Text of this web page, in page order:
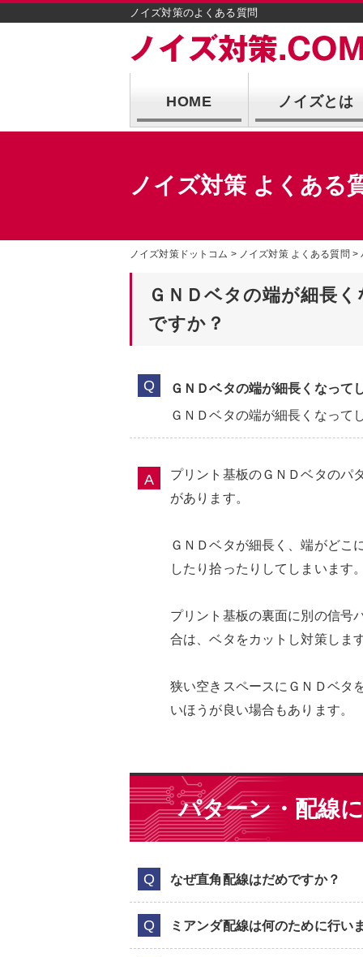
ノイズ対策のよくある質問
HOME ノイズとは
ノイズ対策 よくある
ノイズ対策ドットコム ノイズ対策 よくある質問
ＧＮＤベタの端が細長
ですか？
ＧＮＤベタの端が細長くなって
ＧＮＤベタの端が細長くなって
プリント基板のＧＮＤベタのパ
があります。
ＧＮＤベタが細長く、端がどこ
したり拾ったりしてしまいます。
プリント基板の裏面に別の信号
合は、ベタをカットし対策します
狭い空きスペースにＧＮＤベタ
いほうが良い場合もあります。
パターン・配線
なぜ直角配線はだめですか？
ミアンダ配線は何のために行い